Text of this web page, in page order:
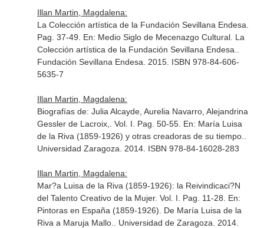
Illan Martin, Magdalena:
La Colección artística de la Fundación Sevillana Endesa.
Pag. 37-49. En: Medio Siglo de Mecenazgo Cultural. La
Colección artística de la Fundación Sevillana Endesa.
Fundación Sevillana Endesa. 2015. ISBN 978-84-606-
5635-7
Illan Martin, Magdalena:
Biografías de: Julia Alcayde, Aurelia Navarro, Alejandrina
Gessler de Lacroix,. Vol. I. Pag. 50-55. En: María Luisa
de la Riva (1859-1926) y otras creadoras de su tiempo.
Universidad Zaragoza. 2014. ISBN 978-84-16028-283
Illan Martin, Magdalena:
Mar?a Luisa de la Riva (1859-1926): la Reivindicaci?N
del Talento Creativo de la Mujer. Vol. I. Pag. 11-28. En:
Pintoras en España (1859-1926). De María Luisa de la
Riva a Maruja Mallo.
. Universidad de Zaragoza. 2014.